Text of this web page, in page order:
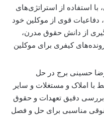
با استفاده از استراتژی‌های
دفاعیات قوی از موکلین خود
از دانش حقوق مدرن،
کیفری برای موکلین
حسینی برج در حل
با املاک و مستغلات و سایر
دقیق تعهدات و حقوق
مناسبی برای حل و فصل